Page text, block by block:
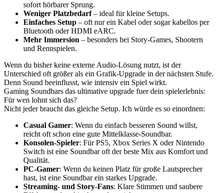
sofort hörbarer Sprung.
Weniger Platzbedarf– ideal für kleine Setups.
Einfaches Setup – oft nur ein Kabel oder sogar kabellos per
Bluetooth oder HDMI eARC.
Mehr Immersion – besonders bei Story-Games, Shootern
und Rennspielen.
Wenn du bisher keine externe Audio-Lösung nutzt, ist der
Unterschied oft größer als ein Grafik-Upgrade in der nächsten Stufe.
Denn Sound beeinflusst, wie intensiv ein Spiel wirkt.
Gaming Soundbars das ultimative upgrade fuer dein spielerlebnis:
Für wen lohnt sich das?
Nicht jeder braucht das gleiche Setup. Ich würde es so einordnen:
Casual Gamer: Wenn du einfach besseren Sound willst,
reicht oft schon eine gute Mittelklasse-Soundbar.
Konsolen-Spieler: Für PS5, Xbox Series X oder Nintendo
Switch ist eine Soundbar oft der beste Mix aus Komfort und
Qualität.
PC-Gamer: Wenn du keinen Platz für große Lautsprecher
hast, ist eine Soundbar ein starkes Upgrade.
Streaming- und Story-Fans: Klare Stimmen und saubere